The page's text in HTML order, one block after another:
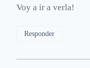
Voy a ir a verla!
Responder